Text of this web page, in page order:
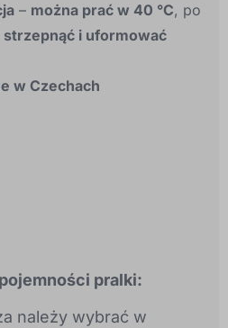
– można prać w 40 °C, po
strzepnąć i uformować
w Czechach
pralki:
należy wybrać w